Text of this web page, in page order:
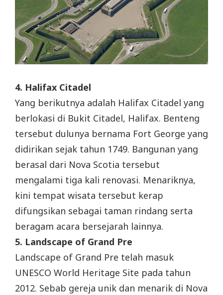
4. Halifax Citadel
Yang berikutnya adalah Halifax Citadel yang
berlokasi di Bukit Citadel, Halifax. Benteng
tersebut dulunya bernama Fort George yang
didirikan sejak tahun 1749. Bangunan yang
berasal dari Nova Scotia tersebut
mengalami tiga kali renovasi. Menariknya,
kini tempat wisata tersebut kerap
difungsikan sebagai taman rindang serta
beragam acara bersejarah lainnya.
5. Landscape of Grand Pre
Landscape of Grand Pre telah masuk
UNESCO World Heritage Site pada tahun
2012. Sebab gereja unik dan menarik di Nova